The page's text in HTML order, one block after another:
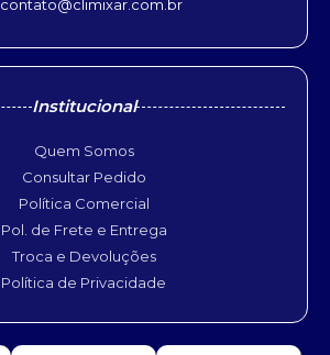
contato@climixar.com.br
Institucional
Quem Somos
Consultar Pedido
Política Comercial
Pol. de Frete e Entrega
Troca e Devoluções
Política de Privacidade